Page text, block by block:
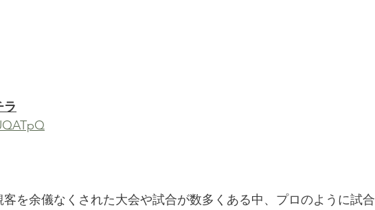
を余儀なくされた大会や試合が数多くある中、プロのように試合